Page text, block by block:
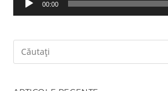
00:00
Search
this